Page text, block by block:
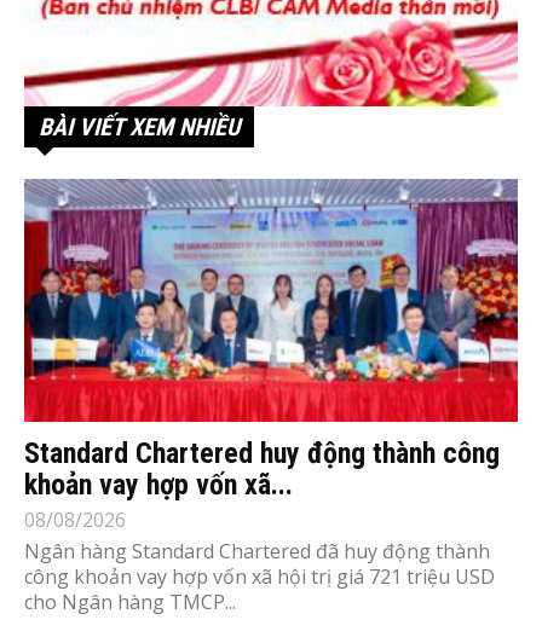
BÀI VIẾT XEM NHIỀU
Standard Chartered huy động thành công
khoản vay hợp vốn xã...
08/08/2026
Ngân hàng Standard Chartered đã huy động thành
công khoản vay hợp vốn xã hội trị giá 721 triệu USD
cho Ngân hàng TMCP...